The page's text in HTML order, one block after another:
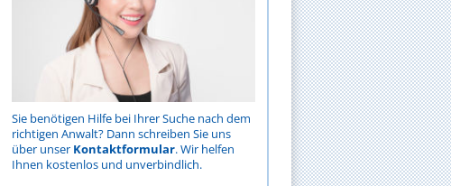
Sie benötigen Hilfe bei Ihrer Suche nach dem
richtigen Anwalt? Dann schreiben Sie uns
über unser Kontaktformular. Wir helfen
Ihnen kostenlos und unverbindlich.